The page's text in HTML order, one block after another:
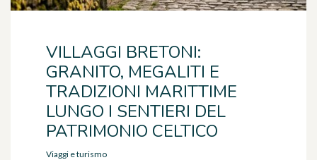
VILLAGGI BRETONI:
GRANITO, MEGALITI E
TRADIZIONI MARITTIME
LUNGO I SENTIERI DEL
PATRIMONIO CELTICO
Viaggi e turismo